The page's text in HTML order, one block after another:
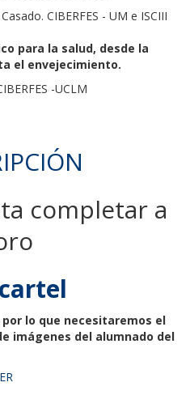
CIBERFES - UM e ISCIII
para la salud, desde la
el envejecimiento.
-UCLM
completar a
lo que necesitaremos el
imágenes del alumnado del